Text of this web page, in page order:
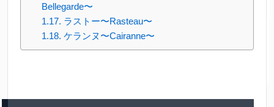
Bellegarde〜
ラストー〜Rasteau〜
ケランヌ〜Cairanne〜